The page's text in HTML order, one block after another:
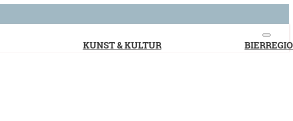
KUNST & KULTUR